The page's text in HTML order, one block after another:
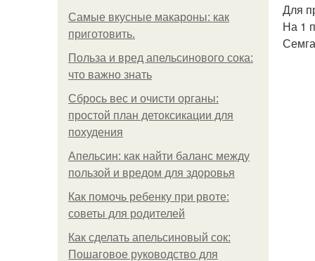
Самые вкусные макароны: как
приготовить.
Польза и вред апельсинового сока:
что важно знать
Сбрось вес и очисти органы:
простой план детоксикации для
похудения
Апельсин: как найти баланс между
пользой и вредом для здоровья
Как помочь ребенку при рвоте:
советы для родителей
Как сделать апельсиновый сок:
Пошаговое руководство для
Для
На 1